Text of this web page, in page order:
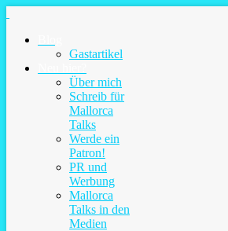
Gastartikel
Über mich
Schreib für
Mallorca
Talks
Werde ein
Patron!
PR und
Werbung
Mallorca
Talks in den
Medien